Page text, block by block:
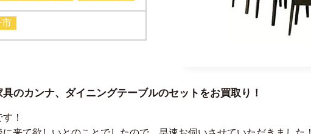
市
のカンナ、ダイニングテーブルのセットをお買取り！
！